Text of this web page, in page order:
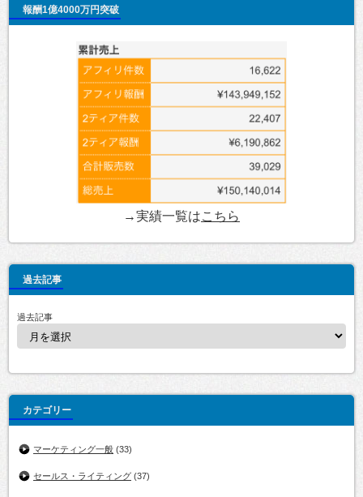
報酬1億4000万円突破
→実績一覧はこちら
過去記事
過去記事
カテゴリー
マーケティング一般 (33)
セールス・ライティング (37)